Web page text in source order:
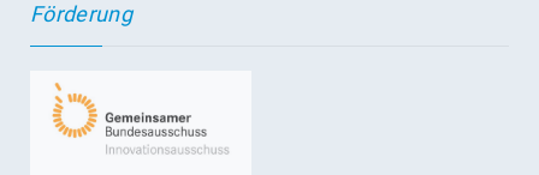
Förderung